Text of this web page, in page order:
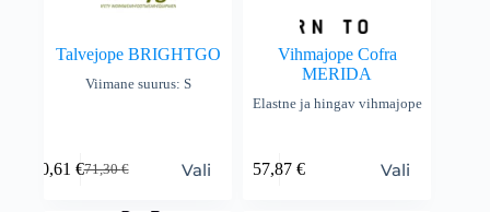
Talvejope BRIGHTGO
Viimane suurus: S
71,30€
60,61 € Vali
Vihmajope Cofra
MERIDA
Elastne ja hingav vihmajope
57,87€ Vali